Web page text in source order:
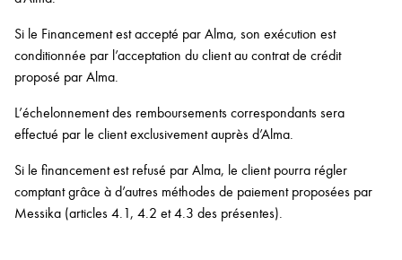
Si le Financement est accepté par Alma, son exécution est
conditionnée par l’acceptation du client au contrat de crédit
proposé par Alma.
L’échelonnement des remboursements correspondants sera
effectué par le client exclusivement auprès d’Alma.
Si le financement est refusé par Alma, le client pourra régler
comptant grâce à d’autres méthodes de paiement proposées par
Messika (articles 4.1, 4.2 et 4.3 des présentes).